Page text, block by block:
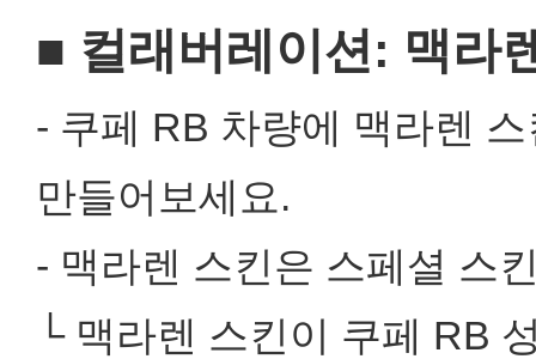
■ 컬래버레이션: 맥라
- 쿠페 RB 차량에 맥라렌
만들어보세요.
- 맥라렌 스킨은 스페셜 스
└ 맥라렌 스킨이 쿠페 RB